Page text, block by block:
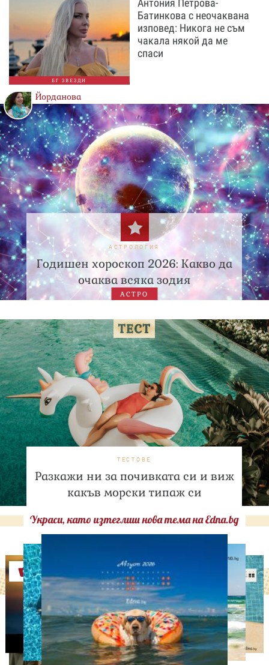
БГ ЗВЕЗДИ
Антония Петрова-
Батинкова с неочаквана
изповед: Никога не съм
чакала някой да ме
спаси
Йорданова
АСТРОЛОГИЯ
Годишен хороскоп 2026: Какво да
очаква всяка зодия
АСТРО
ТЕСТОВЕ
Разкажи ни за почивката си и виж
какъв морски типаж си
Украси, като изтеглиш нова тема на Edna.bg
Оферти
ЛЮБОПИТНО
Тайната на добрата
вечеря не се крие в
сложната рецепта